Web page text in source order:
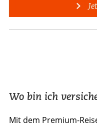
Wo bin ich
Mit dem Premium-